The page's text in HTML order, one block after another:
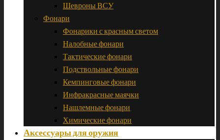
Шевроны ВСУ
Фонари
Фонарики с красным светом
Налобные фонари
Тактические фонари
Подствольные фонари
Кемпинговые фонари
Инфракрасные маячки
Нашлемные фонари
Химические фонари
Аксессуары для оружия